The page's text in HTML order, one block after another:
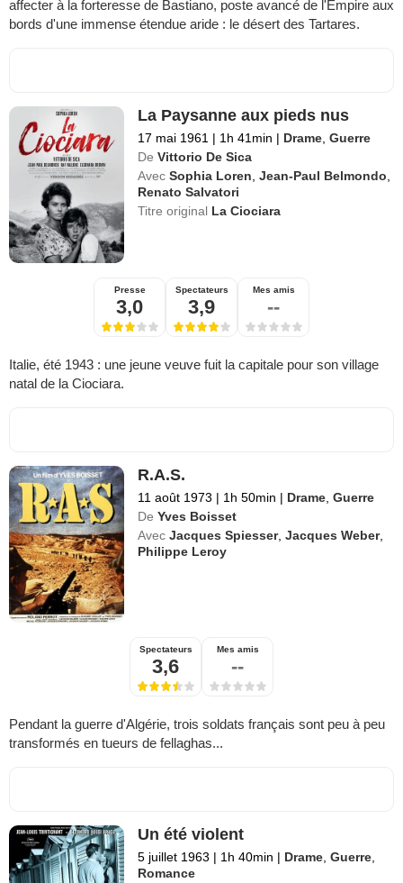
affecter à la forteresse de Bastiano, poste avancé de l'Empire aux
bords d'une immense étendue aride : le désert des Tartares.
La Paysanne aux pieds nus
17 mai 1961 | 1h 41min | Drame ,Guerre
De Vittorio De Sica
Avec Sophia Loren ,Jean-Paul Belmondo
Renato Salvatori
Titre original La Ciociara
Presse
3,0
Spectateurs
3,9
Mes amis
--
Italie, été 1943 : une jeune veuve fuit la capitale pour son village
natal de la Ciociara.
R.A.S.
11 août 1973 | 1h 50min | Drame ,Guerre
De Yves Boisset
Avec Jacques Spiesser,Jacques Weber,
Philippe Leroy
Spectateurs
3,6
Mes amis
--
Pendant la guerre d'Algérie, trois soldats français sont peu à peu
transformés en tueurs de fellaghas...
Un été violent
5 juillet 1963 | 1h 40min | Drame ,Guerre
Romance